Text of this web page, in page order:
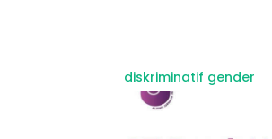
diskriminatif gender